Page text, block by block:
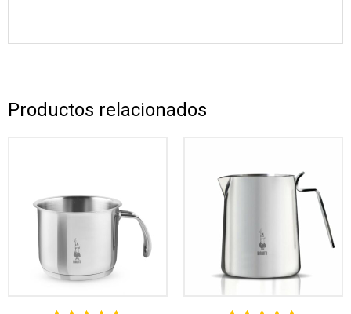
Productos relacionados